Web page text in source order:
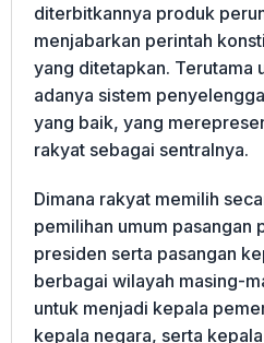
diterbitkannya produk
menjabarkan perintah
yang ditetapkan. Terutama
adanya sistem
yang baik, yang
rakyat sebagai sentralnya.
Dimana rakyat memilih
pemilihan umum pasangan
presiden serta pasangan
berbagai wilayah masing-
untuk menjadi kepala
kepala negara, serta